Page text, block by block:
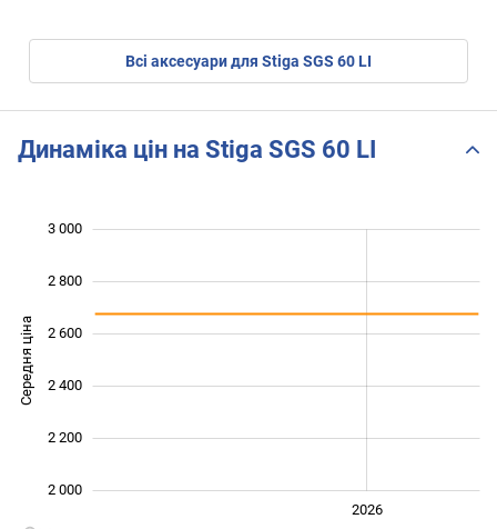
Всі аксесуари для Stiga SGS 60 LI
Динаміка цін на Stiga SGS 60 LI
Середня ціна
2 000
2 200
2 400
2 600
2 800
3 000
2026